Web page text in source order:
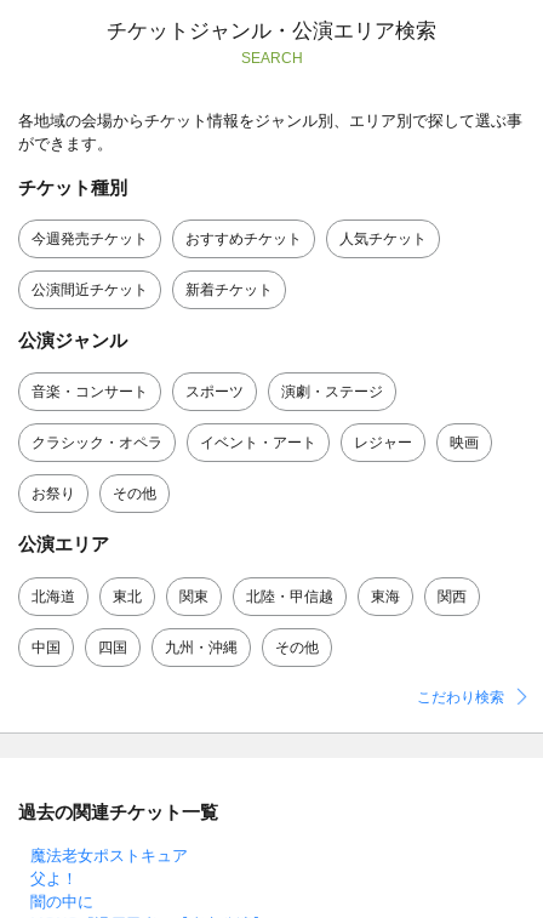
チケットジャンル・公演エリア検索
SEARCH
各地域の会場からチケット情報をジャンル別、エリア別で探して選ぶ事
ができます。
チケット種別
今週発売チケット おすすめチケット 人気チケット
公演間近チケット 新着チケット
公演ジャンル
音楽・コンサート スポーツ 演劇・ステージ
クラシック・オペラ イベント・アート レジャー 映画
お祭り その他
公演エリア
北海道 東北 関東 北陸・甲信越 東海 関西
中国 四国 九州・沖縄 その他
こだわり検索
過去の関連チケット一覧
魔法老女ポストキュア
父よ！
闇の中に